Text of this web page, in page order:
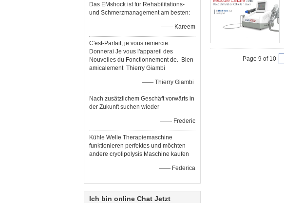
Das EMshock ist für Rehabilitations-
und Schmerzmanagement am besten:
—— Kareem
C'est-Parfait, je vous remercie.
Donnerai Je vous l'appareil des
Nouvelles du Fonctionnement de. Bien-
amicalement Thierry Giambi
—— Thierry Giambi
Nach zusätzlichem Geschäft vorwärts in
der Zukunft suchen wieder
—— Frederic
Kühle Welle Therapiemaschine
funktionieren perfektes und möchten
andere cryolipolysis Maschine kaufen
—— Federica
Ich bin online Chat Jetzt
Page 9 of 10